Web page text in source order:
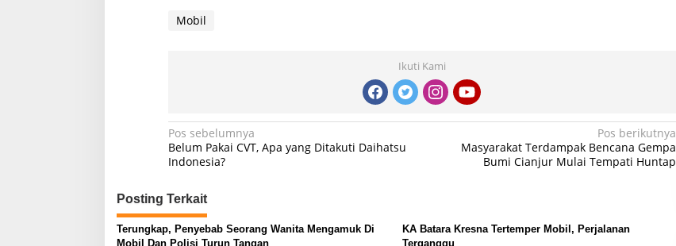
Mobil
Ikuti Kami
Navigasi
pos
Pos sebelumnya
Belum Pakai CVT, Apa yang Ditakuti Daihatsu
Indonesia?
Pos berikutnya
Masyarakat Terdampak Bencana Gempa
Bumi Cianjur Mulai Tempati Huntap
Posting Terkait
Terungkap, Penyebab Seorang Wanita Mengamuk Di
Mobil Dan Polisi Turun Tangan
KA Batara Kresna Tertemper Mobil, Perjalanan
Terganggu